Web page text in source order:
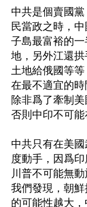
中共是個賣國
民當政之時，
子島最富裕的
地，另外江還
土地給俄國等
在最不適宜的時
除非爲了牽制
否則中印不可能
中共只有在美
度動手，因爲
川普不可能無
我們發現，朝
的可能性越大，